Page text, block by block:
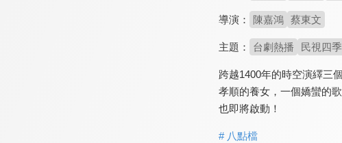
導演： 陳嘉鴻 蔡東文
主題： 台劇熱播 民視四季
跨越1400年的時空演繹三
孝順的養女，一個嬌蠻的
也即將啟動！
# 八點檔